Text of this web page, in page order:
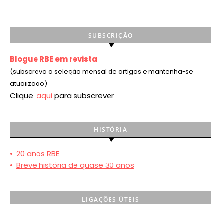
SUBSCRIÇÃO
Blogue RBE em revista
(subscreva a seleção mensal de artigos e mantenha-se
atualizado)
Clique aqui para subscrever
HISTÓRIA
• 20 anos RBE
• Breve história de quase 30 anos
LIGAÇÕES ÚTEIS